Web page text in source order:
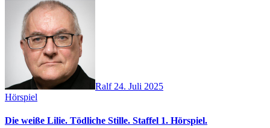
Ralf 24. Juli 2025
Hörspiel
Die weiße Lilie. Tödliche Stille. Staffel 1. Hörspiel.